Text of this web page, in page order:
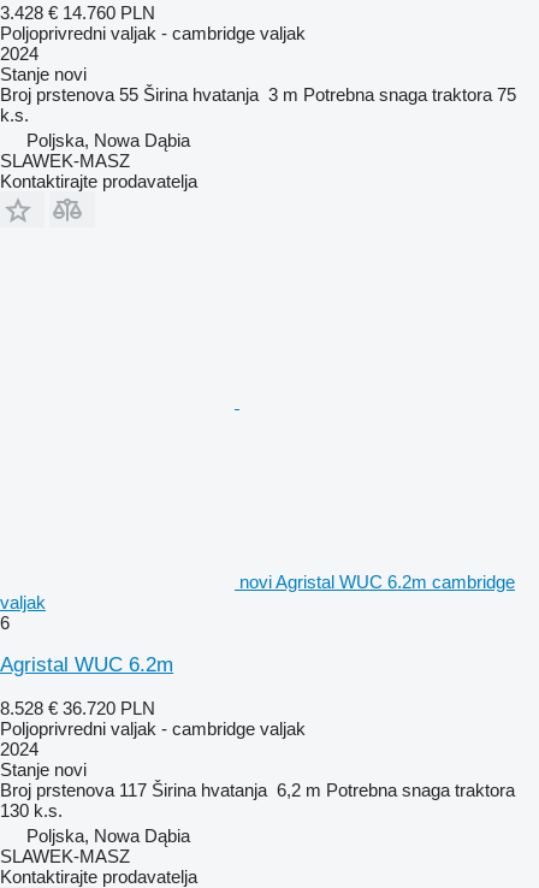
3.428 € 14.760 PLN
Poljoprivredni valjak - cambridge valjak
2024
Stanje novi
Broj prstenova 55 Širina hvatanja 3 m Potrebna snaga traktora 75
k.s.
Poljska, Nowa Dąbia
SLAWEK-MASZ
Kontaktirajte prodavatelja
novi Agristal WUC 6.2m cambridge
valjak
6
Agristal WUC 6.2m
8.528 € 36.720 PLN
Poljoprivredni valjak - cambridge valjak
2024
Stanje novi
Broj prstenova 117 Širina hvatanja 6,2 m Potrebna snaga traktora
130 k.s.
Poljska, Nowa Dąbia
SLAWEK-MASZ
Kontaktirajte prodavatelja